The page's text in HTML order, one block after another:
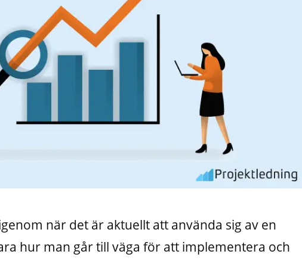
när det är aktuellt att använda sig av en
hur man går till väga för att implementera och